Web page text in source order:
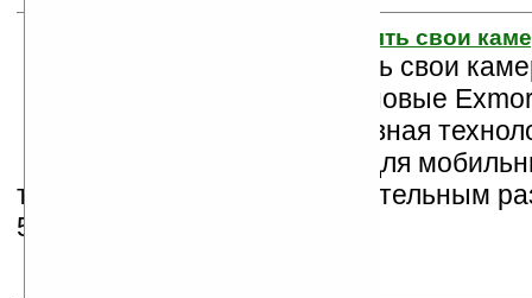
14. Готовьтесь менять свои
Готовьтесь менять свои
Sony выпускает новые
(высокопродуктивная
CMOS матрицы для
телефонов — с головокружительным
5.15, 8.11 and 12.25МП!